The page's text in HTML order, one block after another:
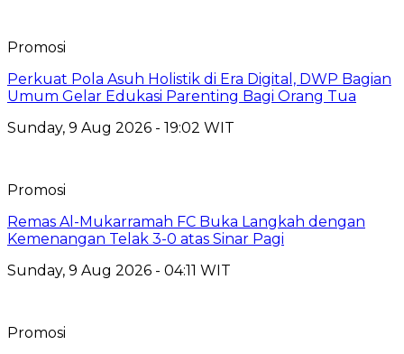
Promosi
Perkuat Pola Asuh Holistik di Era Digital, DWP Bagian
Umum Gelar Edukasi Parenting Bagi Orang Tua
Sunday, 9 Aug 2026 - 19:02 WIT
Promosi
Remas Al-Mukarramah FC Buka Langkah dengan
Kemenangan Telak 3-0 atas Sinar Pagi
Sunday, 9 Aug 2026 - 04:11 WIT
Promosi